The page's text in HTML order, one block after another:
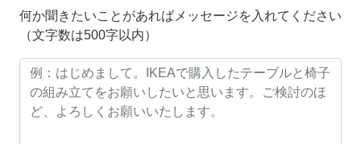
何か聞きたいことがあればメッセージを入れてください
（文字数は500字以内）